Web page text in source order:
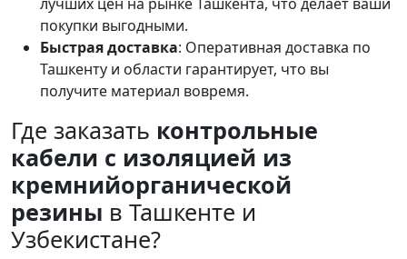
покупки выгодными.
Быстрая доставка: Оперативная доставка по
Ташкенту и области гарантирует, что вы
получите материал вовремя.
Где заказать контрольные
кабели с изоляцией из
кремнийорганической
резины в Ташкенте и
Узбекистане?